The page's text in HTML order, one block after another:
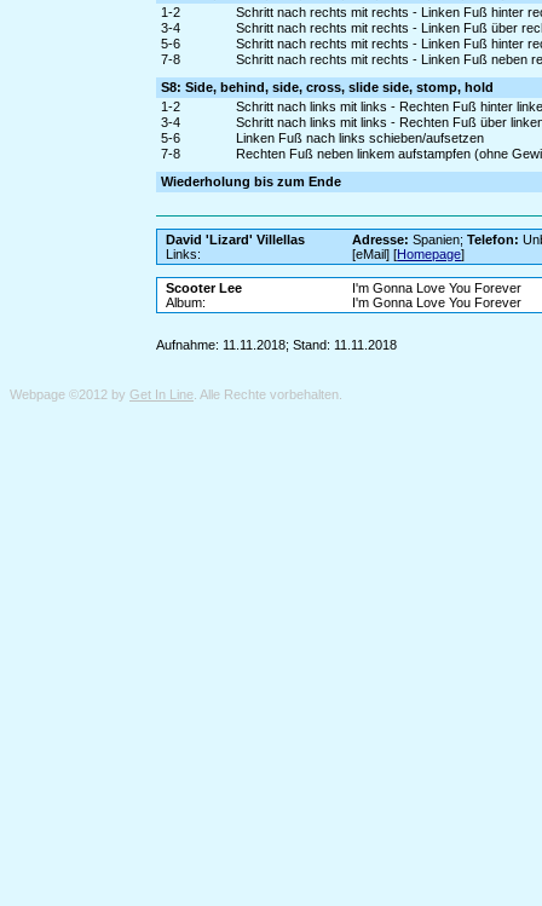
1-2
Schritt nach rechts mit rechts - Linken Fuß hinter
3-4
Schritt nach rechts mit rechts - Linken Fuß über
5-6
Schritt nach rechts mit rechts - Linken Fuß hinter
7-8
Schritt nach rechts mit rechts - Linken Fuß neben
S8: Side, behind, side, cross, slide side, stomp, hold
1-2
Schritt nach links mit links - Rechten Fuß hinter
3-4
Schritt nach links mit links - Rechten Fuß über
5-6
Linken Fuß nach links schieben/aufsetzen
7-8
Rechten Fuß neben linkem aufstampfen (ohne
Wiederholung bis zum Ende
David 'Lizard' Villellas Adresse: Spanien;Telefon:
Links:
[eMail] [Homepage]
Scooter Lee
I'm Gonna Love You Forever
Album:
I'm Gonna Love You Forever
Aufnahme: 11.11.2018; Stand: 11.11.2018
Webpage ©2012 by Get In Line . Alle Rechte vorbehalten.